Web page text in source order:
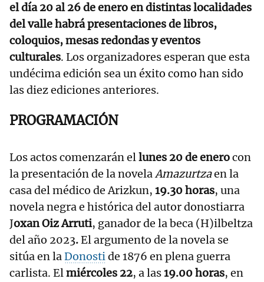
el día 20 al 26 de enero en distintas localidades
del valle habrá presentaciones de libros,
coloquios, mesas redondas y eventos
culturales. Los organizadores esperan que esta
undécima edición sea un éxito como han sido
las diez ediciones anteriores.
PROGRAMACIÓN
Los actos comenzarán ellunes 20 de enerocon
la presentación de la novelaAmazurtzaen la
casa del médico de Arizkun, 19.30 horas, una
novela negra e histórica del autor donostiarra
Joxan Oiz Arruti, ganador de la beca (H)ilbeltza
del año 2023.El argumento de la novela se
sitúa en laDonostide 1876 en plena guerra
carlista. Elmiércoles 22, a las19.00 horas, en